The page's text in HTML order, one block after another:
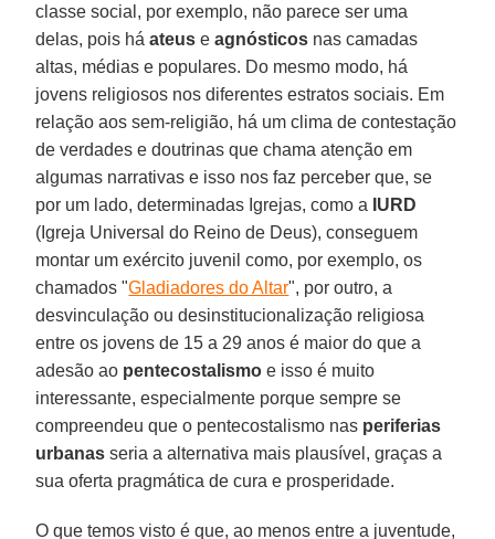
classe social, por exemplo, não parece ser uma
delas, pois háateus eagnósticos nas camadas
altas, médias e populares. Do mesmo modo, há
jovens religiosos nos diferentes estratos sociais. Em
relação aos sem-religião, há um clima de contestação
de verdades e doutrinas que chama atenção em
algumas narrativas e isso nos faz perceber que, se
por um lado, determinadas Igrejas, como a IURD
(Igreja Universal do Reino de Deus), conseguem
montar um exército juvenil como, por exemplo, os
chamados "Gladiadores do Altar", por outro, a
desvinculação ou desinstitucionalização religiosa
entre os jovens de 15 a 29 anos é maior do que a
adesão ao pentecostalismo e isso é muito
interessante, especialmente porque sempre se
compreendeu que o pentecostalismo nas periferias
urbanas seria a alternativa mais plausível, graças a
sua oferta pragmática de cura e prosperidade.
O que temos visto é que, ao menos entre a juventude,